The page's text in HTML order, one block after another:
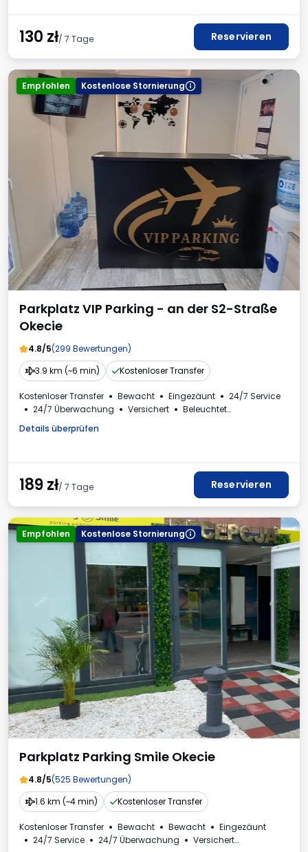
130 zł/ 7 Tage Reservieren
Empfohlen Kostenlose Stornierung
Parkplatz VIP Parking - an der S2-Straße
Okecie
4.8/5(299 Bewertungen)
3.9 km (~6 min)
Kostenloser Transfer
Kostenloser Transfer Bewacht Eingezäunt
24/7 Service
24/7 Überwachung
Versichert
Beleuchtet
Details überprüfen
189zł/ 7 Tage Reservieren
Empfohlen Kostenlose Stornierung
Parkplatz Parking Smile Okecie
4.8/5(525 Bewertungen)
1.6 km (~4 min)
Kostenloser Transfer
Kostenloser Transfer Bewacht Bewacht
Eingezäunt
24/7 Service
24/7 Überwachung
Versichert